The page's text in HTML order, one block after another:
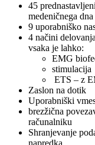
45
medeničnega
9 uporabniško
4 načini
vsaka je lahko:
EMG
stimulacija
ETS – z
Zaslon na dotik
Uporabniški
brezžična
računalniku
Shranjevanje